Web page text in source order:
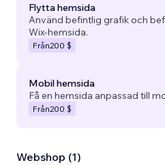
Flytta hemsida
Använd befintlig grafik och
Wix-hemsida.
Från200 $
Mobil hemsida
Få en hemsida anpassad till
Från200 $
Webshop (1)